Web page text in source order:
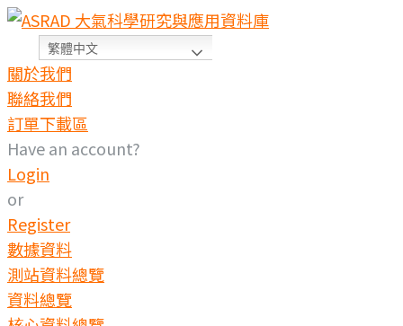
繁體中文
關於我們
聯絡我們
訂單下載區
Have an account?
Login
or
Register
數據資料
測站資料總覽
資料總覽